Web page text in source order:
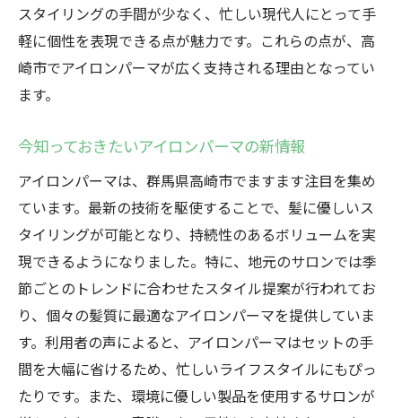
スタイリングの手間が少なく、忙しい現代人にとって手
軽に個性を表現できる点が魅力です。これらの点が、高
崎市でアイロンパーマが広く支持される理由となってい
ます。
今知っておきたいアイロンパーマの新情報
アイロンパーマは、群馬県高崎市でますます注目を集め
ています。最新の技術を駆使することで、髪に優しいス
タイリングが可能となり、持続性のあるボリュームを実
現できるようになりました。特に、地元のサロンでは季
節ごとのトレンドに合わせたスタイル提案が行われてお
り、個々の髪質に最適なアイロンパーマを提供していま
す。利用者の声によると、アイロンパーマはセットの手
間を大幅に省けるため、忙しいライフスタイルにもぴっ
たりです。また、環境に優しい製品を使用するサロンが